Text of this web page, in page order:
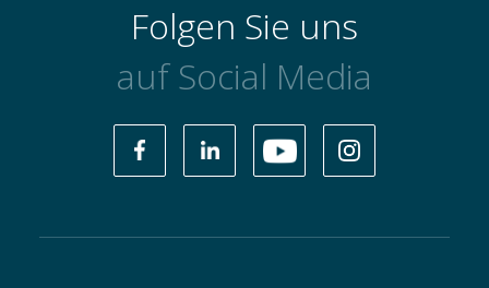
Folgen Sie uns
auf Social Media